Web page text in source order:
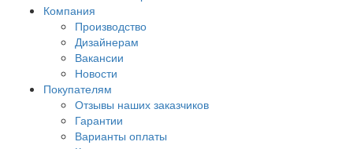
Компания
Производство
Дизайнерам
Вакансии
Новости
Покупателям
Отзывы наших заказчиков
Гарантии
Варианты оплаты